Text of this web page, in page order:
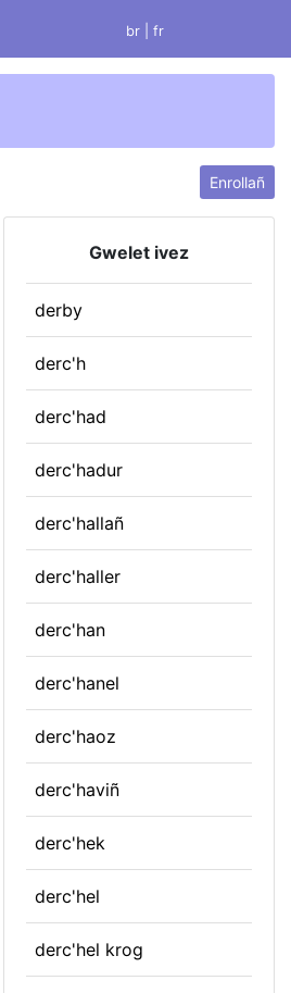
br | fr
Enrollañ
Gwelet ivez
derby
derc'h
derc'had
derc'hadur
derc'hallañ
derc'haller
derc'han
derc'hanel
derc'haoz
derc'haviñ
derc'hek
derc'hel
derc'hel krog